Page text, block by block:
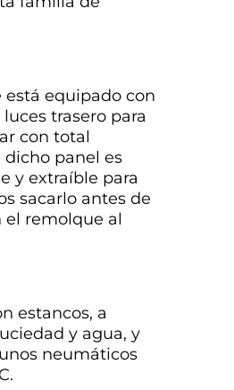
está equipado con
trasero para
con total
panel es
y extraíble para
sacarlo antes de
el remolque al
estancos, a
y agua, y
neumáticos